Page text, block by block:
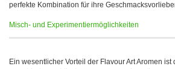
perfekte Kombination für ihre
Misch- und Experimentiermöglichkeiten
Ein wesentlicher Vorteil der Flavour Art Aromen ist